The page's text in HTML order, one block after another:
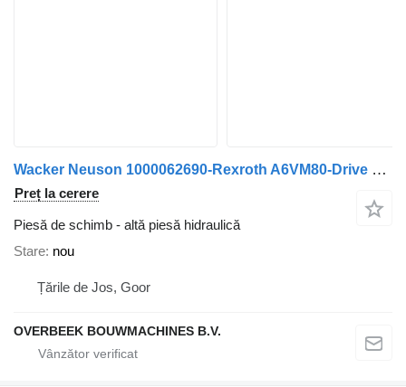
Wacker Neuson 1000062690-Rexroth A6VM80-Drive motor/Fahrmotor
Preț la cerere
Piesă de schimb - altă piesă hidraulică
Stare nou
Țările de Jos, Goor
OVERBEEK BOUWMACHINES B.V.